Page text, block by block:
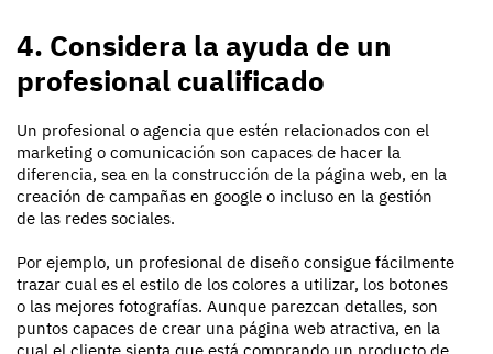
4. Considera la ayuda de un
profesional cualificado
Un profesional o agencia que estén relacionados con el
marketing o comunicación son capaces de hacer la
diferencia, sea en la construcción de la página web, en la
creación de campañas en google o incluso en la gestión
de las redes sociales.
Por ejemplo, un profesional de diseño consigue fácilmente
trazar cual es el estilo de los colores a utilizar, los botones
o las mejores fotografías. Aunque parezcan detalles, son
puntos capaces de crear una página web atractiva, en la